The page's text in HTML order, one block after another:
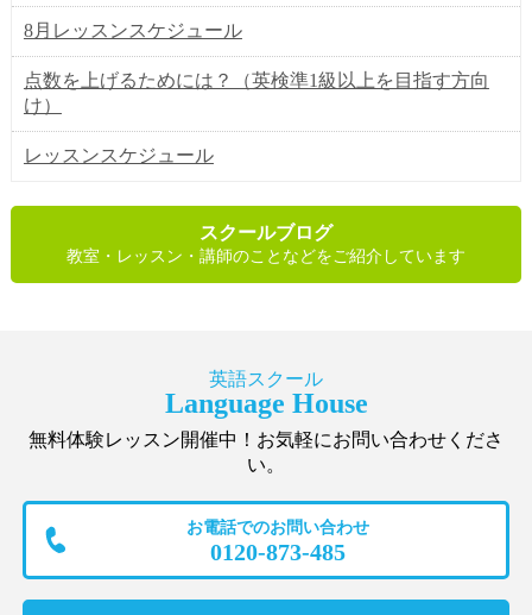
8月レッスンスケジュール
点数を上げるためには？（英検準1級以上を目指す方向
け）
レッスンスケジュール
スクールブログ
教室・レッスン・講師のことなどをご紹介しています
英語スクール
Language House
無料体験レッスン開催中！お気軽にお問い合わせくださ
い。
お電話でのお問い合わせ
0120-873-485